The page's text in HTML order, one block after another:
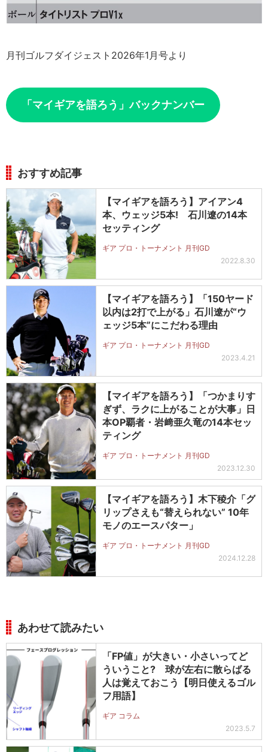
月刊ゴルフダイジェスト2026年1月号より
「マイギアを語ろう」バックナンバー
おすすめ記事
【マイギアを語ろう】アイアン4
本、ウェッジ5本! 石川遼の14本
セッティング
ギア プロ・トーナメント 月刊GD
2022.8.30
【マイギアを語ろう】「150ヤード
以内は2打で上がる」石川遼が“ウ
ェッジ5本”にこだわる理由
ギア プロ・トーナメント 月刊GD
2023.4.21
【マイギアを語ろう】「つかまりす
ぎず、ラクに上がることが大事」日
本OP覇者・岩﨑亜久竜の14本セッ
ティング
ギア プロ・トーナメント 月刊GD
2023.12.30
【マイギアを語ろう】木下稜介「グ
リップさえも“替えられない” 10年
モノのエースパター」
ギア プロ・トーナメント 月刊GD
2024.12.28
あわせて読みたい
「FP値」が大きい・小さいってど
ういうこと? 球が左右に散らばる
人は覚えておこう【明日使えるゴル
フ用語】
ギア コラム
2023.5.7